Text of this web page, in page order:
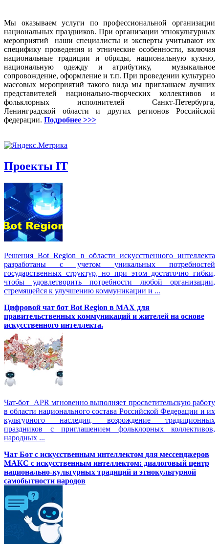
Мы оказываем услуги по профессиональной организации
национальных праздников. При организации этнокультурных
мероприятий наши специалисты и эксперты учитывают их
специфику проведения и этнические особенности, включая
национальные традиции и обряды, национальную кухню,
национальную одежду и атрибутику, музыкальное
сопровождение, оформление и т.п. При проведении культурно
массовых мероприятий такого вида мы приглашаем лучших
представителей национально-творческих коллективов и
фольклорных исполнителей Санкт-Петербурга,
Ленинградской области и других регионов Российской
федерации. Подробнее >>>
Проекты IT
Решения Вot Region в области искусственного интеллекта
разработаны с учетом уникальных потребностей
государственных структур, но при этом достаточно гибки,
чтобы удовлетворить потребности любой организации,
стремящейся к улучшению коммуникации и ...
Цифровой чат бот Вot Region в MAX для
правительственных коммуникаций и жителей на основе
искусственного интеллекта.
Чат-бот APR мгновенно выполняет просветительскую работу
в области национального состава Российской Федерации и их
культурного наследия, возрождение традиционных
праздников с приглашением фольклорных коллективов,
народных ...
Чат Бот с искусственным интеллектом для мессенджеров
МАКС с искусственным интеллектом: диалоговый центр
национально-культурных традиций и этнокультурной
самобытности народов